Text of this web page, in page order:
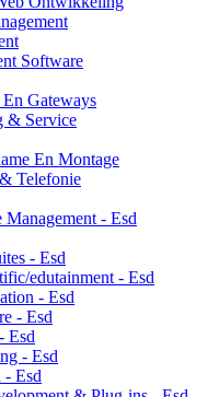
Software
Gateways
& Service
En Montage
Telefonie
- Esd
- Esd
edutainment - Esd
- Esd
- Esd
Esd
- Esd
- Esd